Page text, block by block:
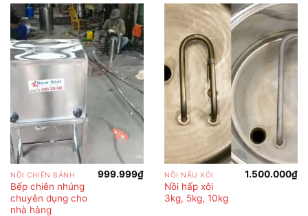
NỒI CHIÊN BÁNH
Bếp chiên nhúng
chuyên dụng cho
nhà hàng
999.999₫ NỒI NẤU XÔI
Nồi hấp xôi
3kg, 5kg, 10kg
1.500.000₫